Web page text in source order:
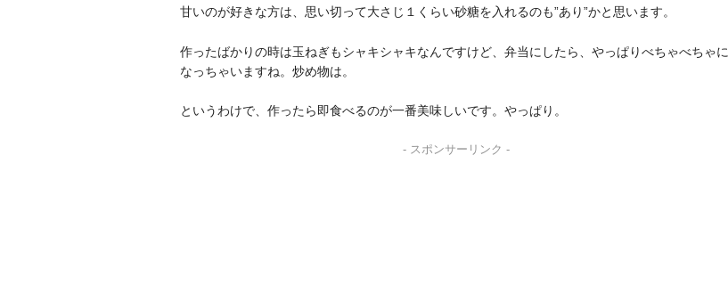
甘いのが好きな方は、思い切って大さじ１くらい砂糖を入れるのも”あり”かと思います。
作ったばかりの時は玉ねぎもシャキシャキなんですけど、弁当にしたら、やっぱりべちゃべちゃに
なっちゃいますね。炒め物は。
というわけで、作ったら即食べるのが一番美味しいです。やっぱり。
- スポンサーリンク -